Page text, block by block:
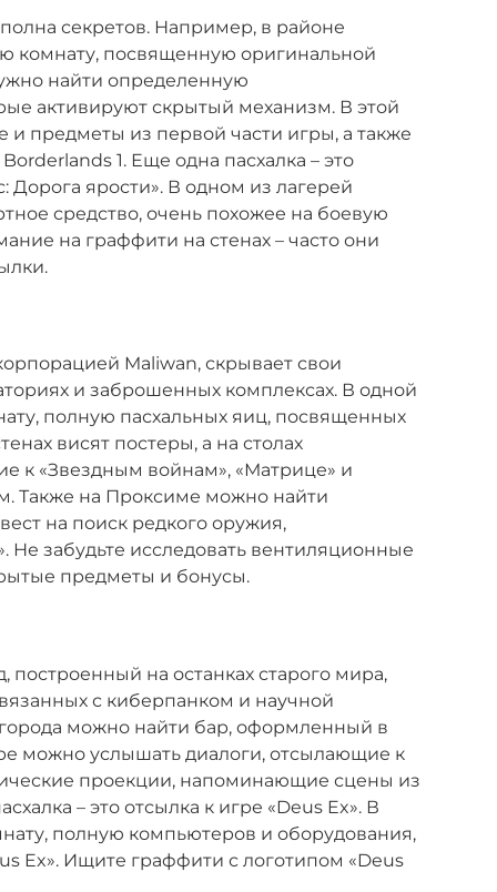
секретов. Например, в районе
комнату, посвященную оригинальной
найти определенную
активируют скрытый механизм. В этой
и предметы из первой части игры, а также
1. Еще одна пасхалка – это
ярости». В одном из лагерей
средство, очень похожее на боевую
на граффити на стенах – часто они
Maliwan, скрывает свои
и заброшенных комплексах. В одной
полную пасхальных яиц, посвященных
висят постеры, а на столах
к «Звездным войнам», «Матрице» и
Также на Проксиме можно найти
на поиск редкого оружия,
забудьте исследовать вентиляционные
предметы и бонусы.
построенный на останках старого мира,
с киберпанком и научной
можно найти бар, оформленный в
можно услышать диалоги, отсылающие к
проекции, напоминающие сцены из
– это отсылка к игре «Deus Ex». В
полную компьютеров и оборудования,
Ex». Ищите граффити с логотипом «Deus